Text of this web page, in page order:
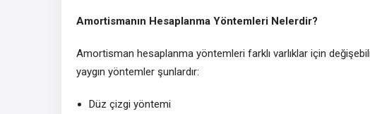
Amortismanın Hesaplanma Yöntemleri Nelerdir?
Amortisman hesaplanma yöntemleri farklı varlıklar için
yaygın yöntemler şunlardır:
Düz çizgi yöntemi